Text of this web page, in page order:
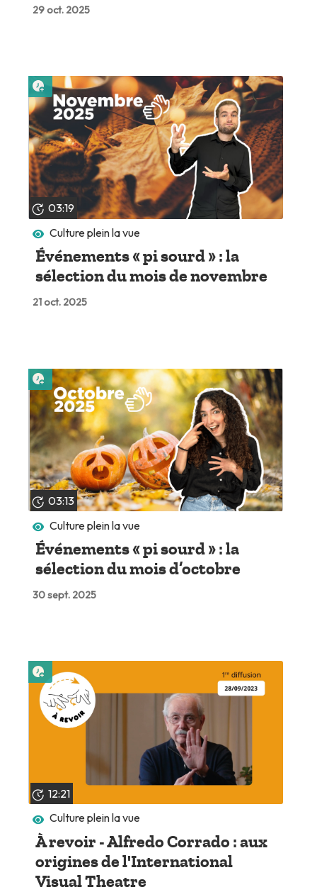
29 oct. 2025
03:19
Culture plein la vue
Événements « pi sourd » : la
sélection du mois de novembre
21 oct. 2025
Lire plus tard
03:13
Culture plein la vue
Événements « pi sourd » : la
sélection du mois d’octobre
30 sept. 2025
Lire plus tard
12:21
Culture plein la vue
À revoir - Alfredo Corrado : aux
origines de l'International
Visual Theatre